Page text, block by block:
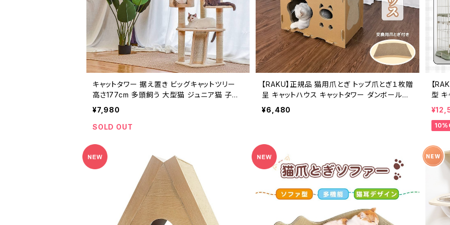
キャットタワー 据え置き ビッグキャットツリー
高さ177cm 多頭飼う 大型猫 ジュニア猫 子猫
向け ハンモック付き トンネル おもちゃ ベージ
ュ 組立簡単 安定性抜群
¥7,980
SOLD OUT
【RAKU】正規品 猫用爪とぎ トップ爪とぎ１枚贈
呈 キャットハウス キャットタワー ダンボールハ
ウス 爪とぎ兼ベッド 猫箱 二層 組立式 高密度
段ボール ストレス解消 通気
¥6,480
【
型 キ
キャ
自
し